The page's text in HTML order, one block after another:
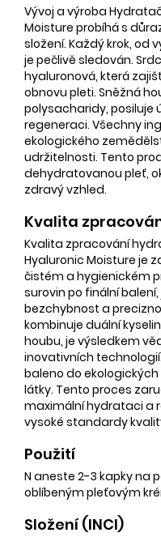
Vývoj a výroba
Moisture probíhá s
složení. Každý krok, od
je pečlivě sledován.
hyaluronová, která
obnovu pleti. Sněžná
polysacharidy, posiluje
regeneraci. Všechny
ekologického
udržitelnosti. Tento
dehydratovanou pleť,
zdravý vzhled.
Kvalita
Kvalita zpracování
Hyaluronic Moisture je
čistém a hygienickém
surovin po finální
bezchybnost a
kombinuje duální
houbu, je výsledkem
inovativních
baleno do
látky. Tento proces
maximální hydrataci a
vysoké standardy
Použití
N aneste 2-3 kapky na
oblíbeným pleťovým
Složení (INCI)